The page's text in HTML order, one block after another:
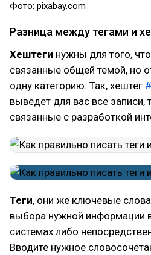
Фото: pixabay.com
Разница между тегами и
Хештеги нужны для того,
связанные общей темой, но
одну категорию. Так, хештег
выведет для вас все записи,
связанные с разработкой
Теги, они же ключевые
выбора нужной информации
системах либо
Вводите нужное